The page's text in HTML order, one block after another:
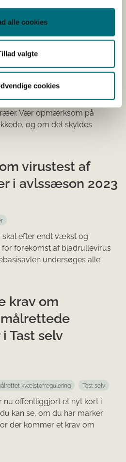
alle cookies
valgte
cookies
for sunde planter i din kommune
tørt, hvilket gør det lettere
Vær opmærksom på
og om det skyldes
virustest af
i avlssæson 2023
efter endt vækst og
forekomst af bladrullevirus
undersøges alle
krav om
Tast selv
kvælstofregulering
Tast selv
nu offentliggjort et nyt kort i
kan se, om du har marker
der kommer et krav om